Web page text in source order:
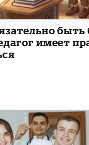
быть
имеет